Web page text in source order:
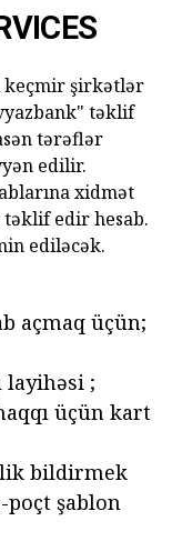
keçmir şirkətlər
təklif
tərəflər
edilir.
xidmət
edir hesab.
ediləcək.
açmaq üçün;
layihəsi ;
üçün kart
bildirmek
şablon